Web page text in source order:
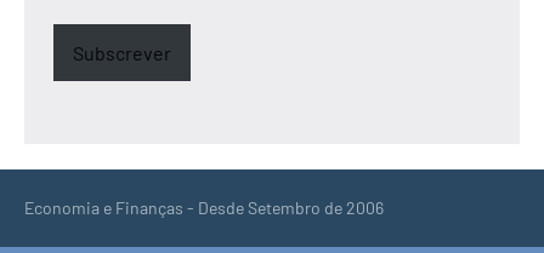
Subscrever
Economia e Finanças - Desde Setembro de 2006